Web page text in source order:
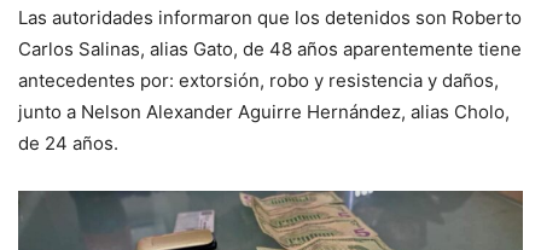
Las autoridades informaron que los detenidos son Roberto
Carlos Salinas, alias Gato, de 48 años aparentemente tiene
antecedentes por: extorsión, robo y resistencia y daños,
junto a Nelson Alexander Aguirre Hernández, alias Cholo,
de 24 años.